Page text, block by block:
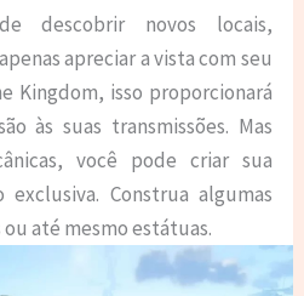
descobrir novos locais,
apreciar a vista com seu
Kingdom, isso proporcionará
às suas transmissões. Mas
você pode criar sua
Construa algumas
até mesmo estátuas.